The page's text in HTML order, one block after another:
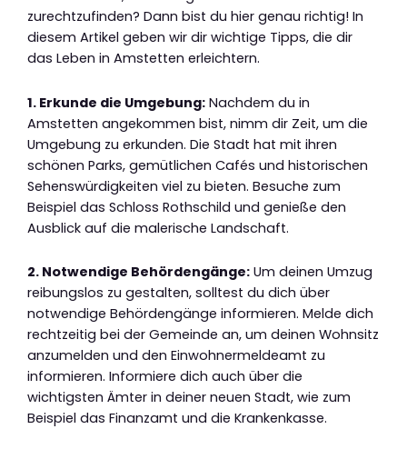
zurechtzufinden? Dann bist du hier genau richtig! In
diesem Artikel geben wir dir wichtige Tipps, die dir
das Leben in Amstetten erleichtern.
1. Erkunde die Umgebung: Nachdem du in
Amstetten angekommen bist, nimm dir Zeit, um die
Umgebung zu erkunden. Die Stadt hat mit ihren
schönen Parks, gemütlichen Cafés und historischen
Sehenswürdigkeiten viel zu bieten. Besuche zum
Beispiel das Schloss Rothschild und genieße den
Ausblick auf die malerische Landschaft.
2. Notwendige Behördengänge: Um deinen Umzug
reibungslos zu gestalten, solltest du dich über
notwendige Behördengänge informieren. Melde dich
rechtzeitig bei der Gemeinde an, um deinen Wohnsitz
anzumelden und den Einwohnermeldeamt zu
informieren. Informiere dich auch über die
wichtigsten Ämter in deiner neuen Stadt, wie zum
Beispiel das Finanzamt und die Krankenkasse.